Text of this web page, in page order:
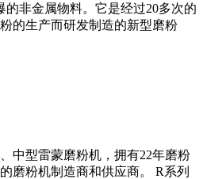
的非金属物料。它是经过20多次的
的生产而研发制造的新型磨粉
中型雷蒙磨粉机，拥有22年磨粉
磨粉机制造商和供应商。 R系列